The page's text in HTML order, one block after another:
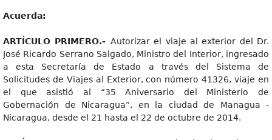
Acuerda:
ARTÍCUL O PRIMERO.- Autorizar el viaje al exterior del Dr.
José Ricardo Serrano Salgado, Ministro del Interior, ingresado
a esta Secretaría de Estado a través del Sistema de
Solicitudes de Viajes al Exterior, con número 41326, viaje en
el que asistió al “35 Aniversario del Ministerio de
Gobernación de Nicaragua”, en la ciudad de Managua -
Nicaragua, desde el 21 hasta el 22 de octubre de 2014.